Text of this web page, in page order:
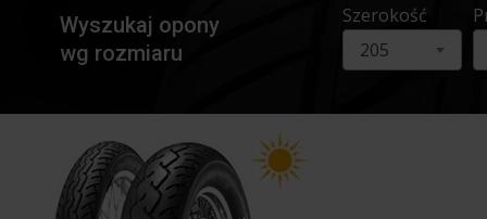
Wyszukaj opony
wg rozmiaru
Szerokość
205